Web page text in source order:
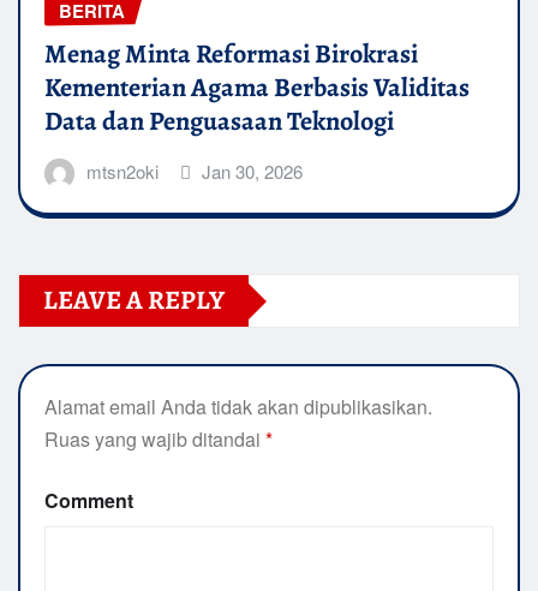
BERITA
Menag Minta Reformasi Birokrasi
Kementerian Agama Berbasis Validitas
Data dan Penguasaan Teknologi
mtsn2oki Jan 30, 2026
LEAVE A REPLY
Alamat email Anda tidak akan dipublikasikan.
Ruas yang wajib ditandai *
Comment